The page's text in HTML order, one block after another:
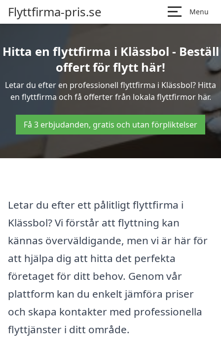
Flyttfirma-pris.se Menu
Hitta en flyttfirma i Klässbol - Beställ
offert för flytt här!
Letar du efter en professionell flyttfirma i Klässbol? Hitta
en flyttfirma och få offerter från lokala flyttfirmor här.
Få 3 erbjudanden, gratis och utan förpliktelser
Letar du efter ett pålitligt flyttfirma i
Klässbol? Vi förstår att flyttning kan
kännas överväldigande, men vi är här för
att hjälpa dig att hitta det perfekta
företaget för ditt behov. Genom vår
plattform kan du enkelt jämföra priser
och skapa kontakter med professionella
flyttjänster i ditt område.